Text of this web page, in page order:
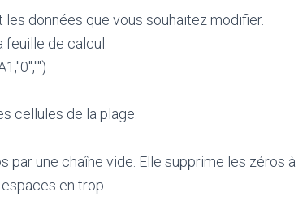
données que vous souhaitez modifier.
de calcul.
cellules de la plage.
par une chaîne vide. Elle supprime les zéros à
en trop.